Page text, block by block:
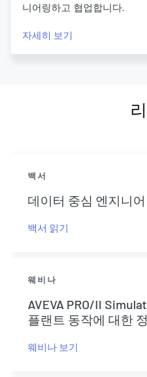
니어링하고 협업합니다.
자세히 보기
백서
데이터 중심 엔지니
백서 읽기
웨비나
AVEVA PRO/II
플랜트 동작에 대한
웨비나 보기